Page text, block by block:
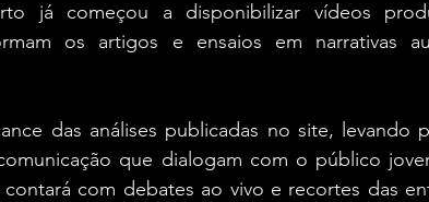
já começou a disponibilizar vídeos
os artigos e ensaios em narrativas
das análises publicadas no site, levando
que dialogam com o público
com debates ao vivo e recortes das